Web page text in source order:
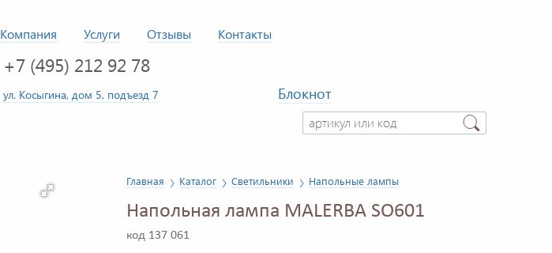
Компания Услуги Отзывы Контакты
+7 (495) 212 92 78
ул. Косыгина, дом 5, подъезд 7
Блокнот
Главная Каталог Светильники Напольные лампы
Напольная лампа MALERBA SO601
код 137 061